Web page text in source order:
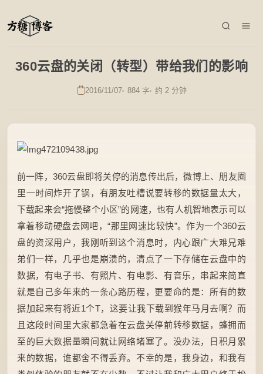
360云盘的关闭（转型）带给我们的影响
2016/11/07 884 字 约 2 分钟
前一阵，360云盘即将关停的消息传出后，微博上、朋友圈
里一时间炸开了锅，有朋友吐槽说要转移的数据量太大，
下载起来会“拖慢整个小区”的网速，也有人机智地表示可以
拿着移动硬盘去网吧，“那里网速比较快”。作为一个360云
盘的资深用户，我刚听到这个消息时，内心跟广大难兄难
弟们一样，几乎也是崩溃的，清点了一下存储在云盘中的
数据，有电子书、有照片、有电影、有音乐，串起来简直
就是自己多年来的一条心路历程，更要命的是：所有的数
据加起来有将近1个T，这要让我下载到猴年马月去啊？而
且这段时间里大家都急着在云盘关停前转移数据，蜂拥而
至的巨大数据量瞬间就让网络堵塞了。没办法，日积月累
来的数据，谁都舍不得丢弃。不幸的是，我身边，和我有